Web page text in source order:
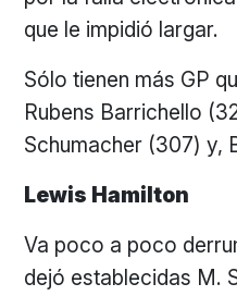
que le impidió largar.
Sólo tienen más GP
Rubens Barrichello
Schumacher (307) y,
Lewis Hamilton
Va poco a poco
dejó establecidas M.